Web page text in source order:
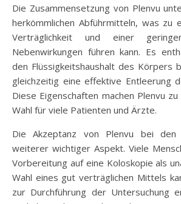
Die Zusammensetzung von Plenvu
herkömmlichen Abführmitteln, was zu
Verträglichkeit und einer
Nebenwirkungen führen kann. Es
den Flüssigkeitshaushalt des Körpers
gleichzeitig eine effektive Entleerung
Diese Eigenschaften machen Plenvu
Wahl für viele Patienten und Ärzte.
Die Akzeptanz von Plenvu bei
weiterer wichtiger Aspekt. Viele
Vorbereitung auf eine Koloskopie als
Wahl eines gut verträglichen Mittels
zur Durchführung der Untersuchung